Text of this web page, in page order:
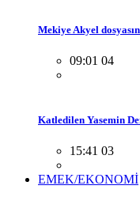
Mekiye Akyel
09:01 04
Katledilen Yasemin
15:41 03
EMEK/EKONOMİ